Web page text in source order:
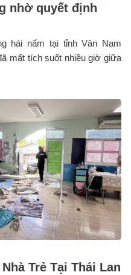
nhờ quyết định
hái nấm tại tỉnh Vân Nam
mất tích suốt nhiều giờ giữa
Trẻ Tại Thái Lan